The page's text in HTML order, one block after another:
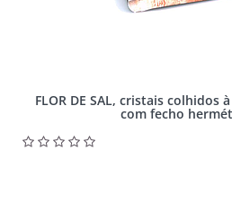
FLOR DE SAL, cristais colhidos
com fecho